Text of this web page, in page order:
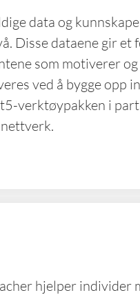
data og
Disse dataene gir et
som motiverer
ved å bygge opp
verktøypakken i
hjelper individer